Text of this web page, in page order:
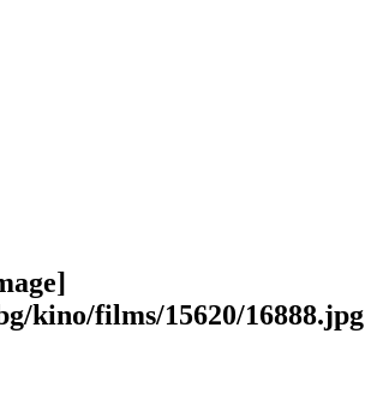
kino/films/15620/16888.jpg